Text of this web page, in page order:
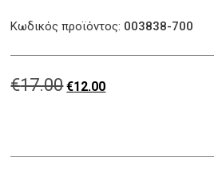
€17.00Original
was:
€12.00Η
τιμή
Κωδικός προϊόντος: 003838-700